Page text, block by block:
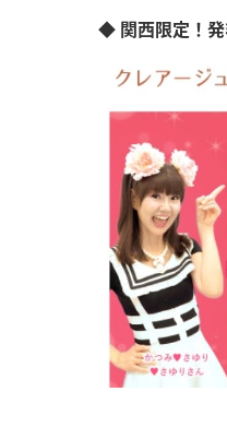
◆ 関西限定！発